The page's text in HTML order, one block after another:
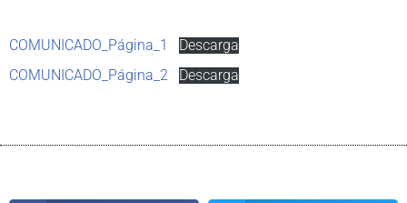
COMUNICADO_Página_1
Descarga
COMUNICADO_Página_2
Descarga